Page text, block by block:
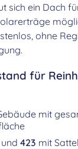
sich ein Dach
ohne
für
mit
423 mit